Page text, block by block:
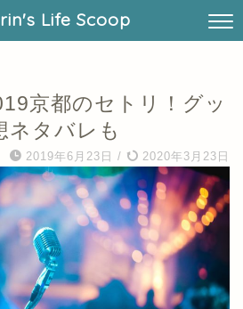
Life Scoop
京都のセトリ！グッ
ネタバレも
2019年6月23日 / 2020年3月23日